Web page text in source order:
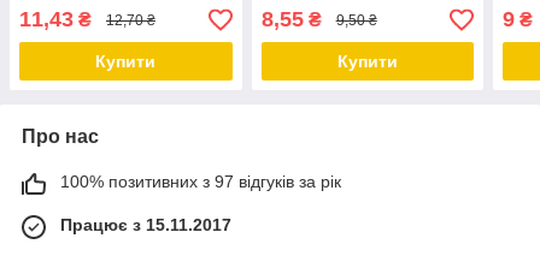
11,43 ₴ 12,70 ₴
Купити
8,55₴ 9,50 ₴
Купити
9 ₴
Про нас
100% позитивних з 97 відгуків за рік
Працює з 15.11.2017